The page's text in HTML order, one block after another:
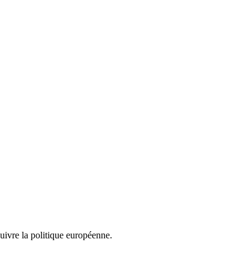
la politique européenne.